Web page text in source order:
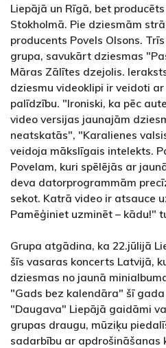
Liepājā un Rīgā, bet
Stokholmā. Pie dziesmām
producents Povels Olsons.
grupa, savukārt dziesmas
Māras Zālītes dzejolis.
dziesmu videoklipi ir veidoti
palīdzību. "Ironiski, ka pēc
video versijas jaunajām
neatskatās", "Karalienes
veidoja mākslīgais intelekts.
Povelam, kuri spēlējās ar
deva datorprogrammām
sekot. Katrā video ir atsauce
Pamēģiniet uzminēt – kādu!"
Grupa atgādina, ka 22.jūlijā
šīs vasaras koncerts Latvijā,
dziesmas no jaunā
"Gads bez kalendāra" šī
"Daugava" Liepājā gaidāmi
grupas draugu, mūziķu
sadarbību ar apdrošināšanas